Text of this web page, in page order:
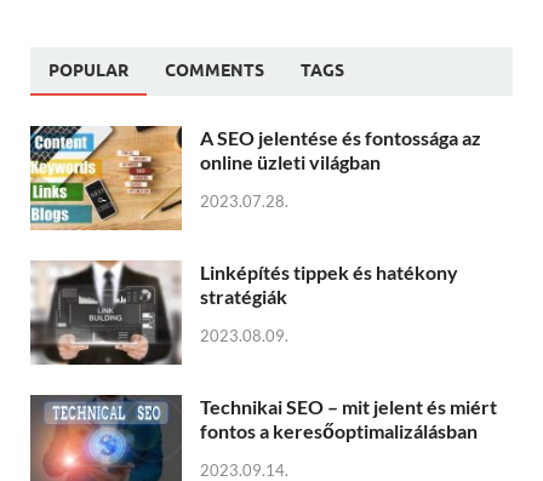
POPULAR COMMENTS TAGS
A SEO jelentése és fontossága az
online üzleti világban
2023.07.28.
Linképítés tippek és hatékony
stratégiák
2023.08.09.
Technikai SEO – mit jelent és miért
fontos a keresőoptimalizálásban
2023.09.14.